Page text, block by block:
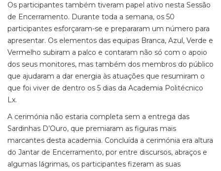
Os participantes também tiveram papel ativo nesta Sessão
de Encerramento. Durante toda a semana, os 50
participantes esforçaram-se e prepararam um número para
apresentar. Os elementos das equipas Branca, Azul, Verde e
Vermelho subiram a palco e contaram não só com o apoio
dos seus monitores, mas também dos membros do público
que ajudaram a dar energia às atuações que resumiram o
que foi viver de dentro os 5 dias da Academia Politécnico
Lx.
A cerimónia não estaria completa sem a entrega das
Sardinhas D’Ouro, que premiaram as figuras mais
marcantes desta academia. Concluída a cerimónia era altura
do Jantar de Encerramento, por entre discursos, abraços e
algumas lágrimas, os participantes fizeram as suas